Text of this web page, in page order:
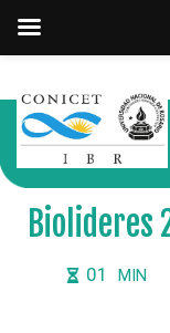
NOTICIAS
Biolideres
01 MIN